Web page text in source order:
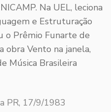
Na UEL, leciona
e Estruturação
o Prêmio Funarte de
obra Vento na janela,
Música Brasileira
PR, 17/9/1983